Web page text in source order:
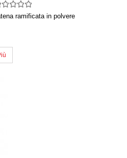
ramificata in polvere